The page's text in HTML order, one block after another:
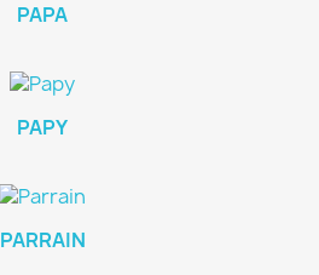
PAPA
PAPY
PARRAIN